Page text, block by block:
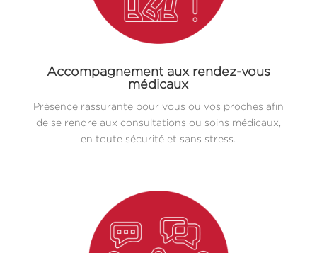
Accompagnement aux rendez-vous
médicaux
Présence rassurante pour vous ou vos proches afin
de se rendre aux consultations ou soins médicaux,
en toute sécurité et sans stress.